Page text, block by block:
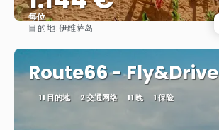
每位
目的地:伊维萨岛
Route66 - Fly&Drive
11 目的地 2 交通网络 11 晚 1 保险